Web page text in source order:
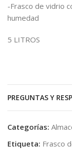
-Frasco de vidrio
humedad
5 LITROS
PREGUNTAS Y
Categorías:
Etiqueta: Frasco